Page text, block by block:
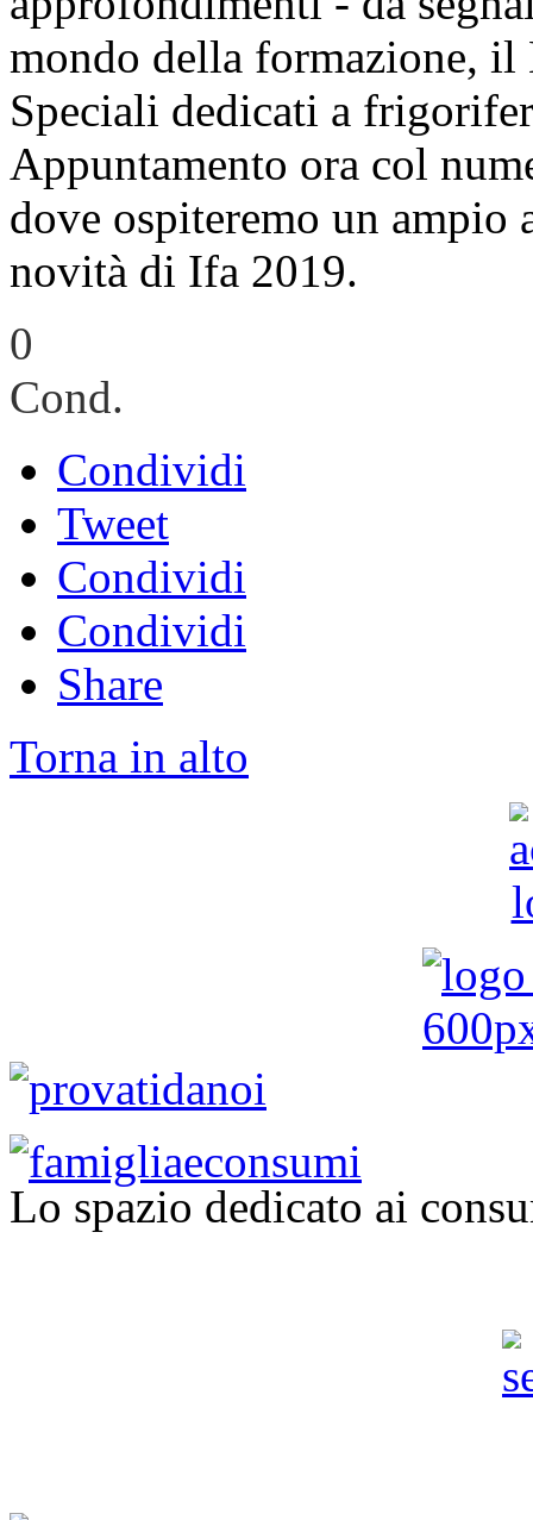
mondo della formazione,
Speciali dedicati a
Appuntamento ora col
dove ospiteremo un
novità di Ifa 2019.
0
Cond.
Condividi
Tweet
Condividi
Condividi
Share
Torna in alto
Lo spazio dedicato ai